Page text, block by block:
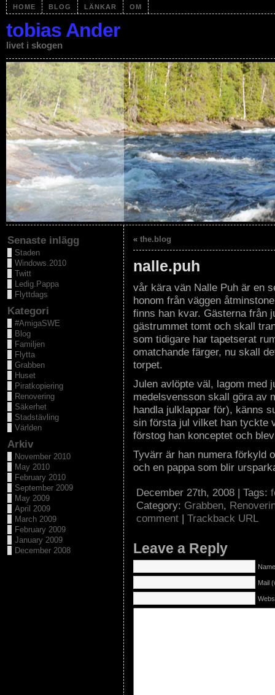
HOME BLOG LÄNKAR OM
tobias Ander
livet i skogen
« the.blog
nalle.puh
vår kära vän Nalle Puh är en
honom från väggen
finns han kvar. Gästerna från
gästrummet tomt och skall
som tidigare har tapetserat
omatchande färger, nu skall
torpet.
Julen avlöpte väl, lagom med
medelsvensson skall göra av
handla julklappar för), känns
sin första jul vilket han tyckte
förstog han konceptet och
Tyvärr är han numera förkyld
och en pappa som blir
December 27th, 2008 | Tags:
Category: Grabben,
comment | Trackback URL
Leave a Reply
Mail
Senaste inlägg
Staden
Windows.2010
Twitt
Ledig.Pappa
Flyttdags
Kategori
#AmigaSWE
Blog
Familjen
Flytta
Grabben
Huset
Piratkopiering
Renovering
Säkerhet
Stadstävling
Världen
Arkiv
November 2010
May 2010
February 2010
September 2009
May 2009
April 2009
March 2009
February 2009
January 2009
December 2008